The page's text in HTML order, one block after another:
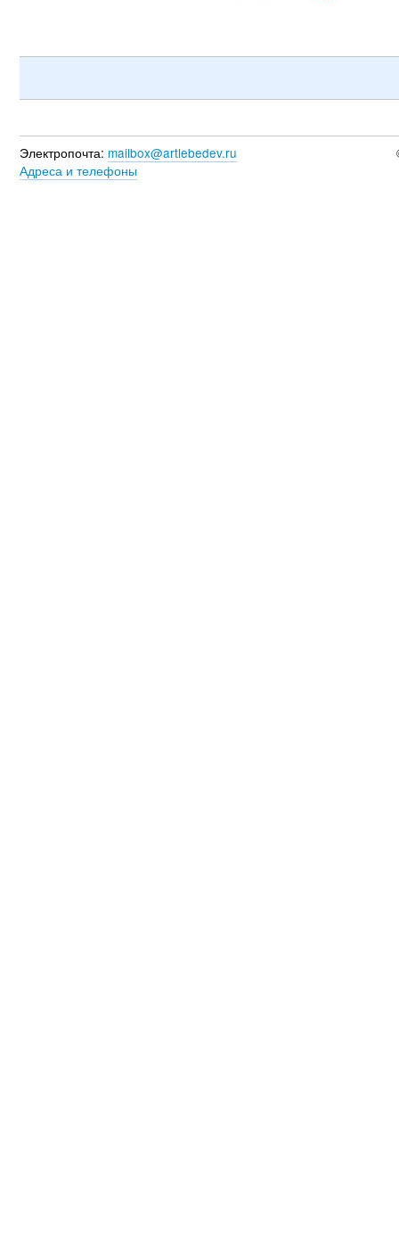
Электропочта: mailbox@artlebedev.ru
Адреса и телефоны